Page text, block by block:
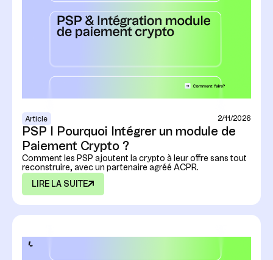
Article 2/11/2026
PSP I Pourquoi Intégrer un module de
Paiement Crypto ?
Comment les PSP ajoutent la crypto à leur offre sans tout
reconstruire, avec un partenaire agréé ACPR.
LIRE LA SUITE